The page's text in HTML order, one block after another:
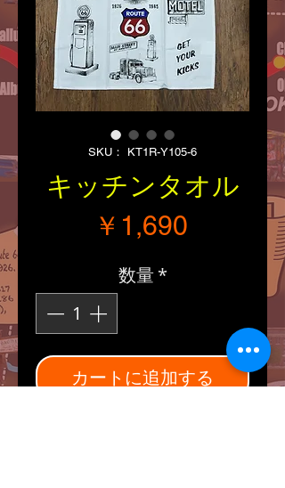
SKU： KT1R-Y105-6
キッチンタオル
￥1,690価格
数量 *
カートに追加する